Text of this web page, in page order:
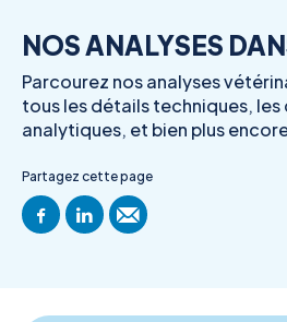
NOS ANALYSES
Parcourez nos analyses
tous les détails techniques,
analytiques, et bien plus
Partagez cette page